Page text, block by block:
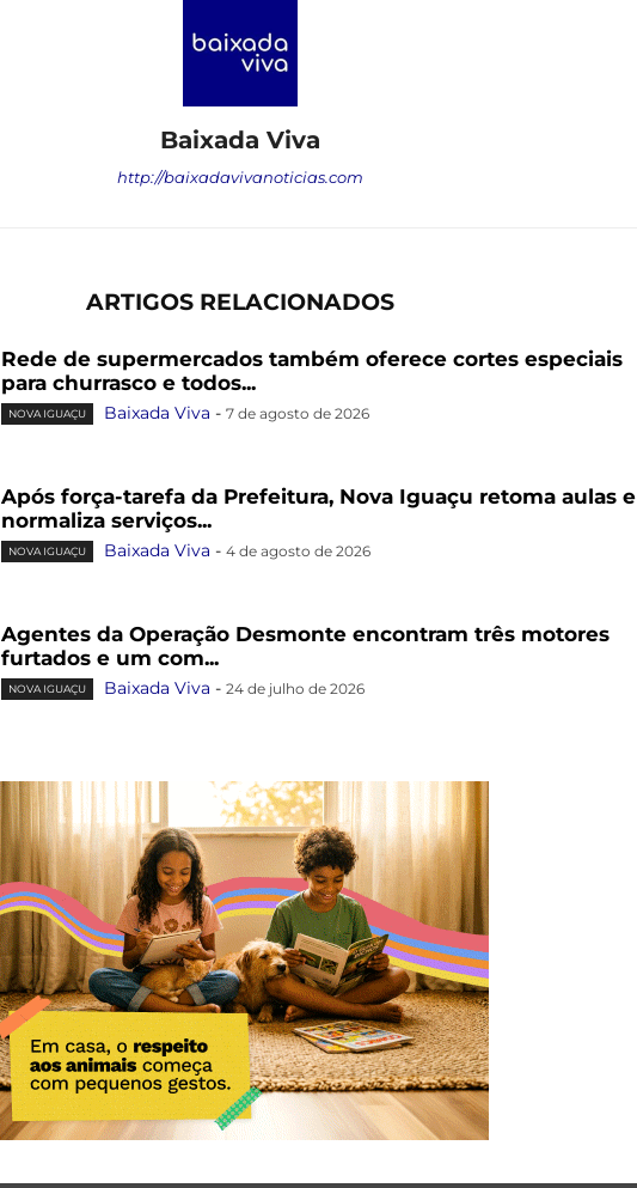
Baixada Viva
http://baixadavivanoticias.com
ARTIGOS RELACIONADOS
Rede de supermercados também oferece cortes especiais
para churrasco e todos...
NOVA IGUAÇU Baixada Viva - 7 de agosto de 2026
Após força-tarefa da Prefeitura, Nova Iguaçu retoma aulas e
normaliza serviços...
NOVA IGUAÇU Baixada Viva - 4 de agosto de 2026
Agentes da Operação Desmonte encontram três motores
furtados e um com...
NOVA IGUAÇU Baixada Viva - 24 de julho de 2026